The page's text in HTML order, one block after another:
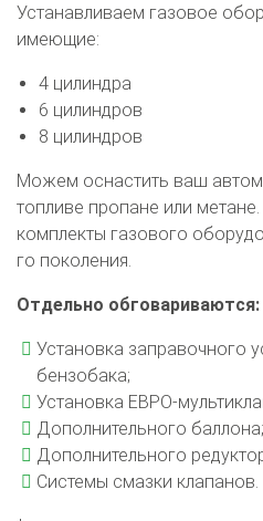
Устанавливаем газовое
имеющие:
4 цилиндра
6 цилиндров
8 цилиндров
Можем оснастить ваш
топливе пропане или
комплекты газового
го поколения.
Отдельно обговариваются:
Установка заправочного
бензобака;
Установка ЕВРО-
Дополнительного баллона;
Дополнительного
Системы смазки клапанов.